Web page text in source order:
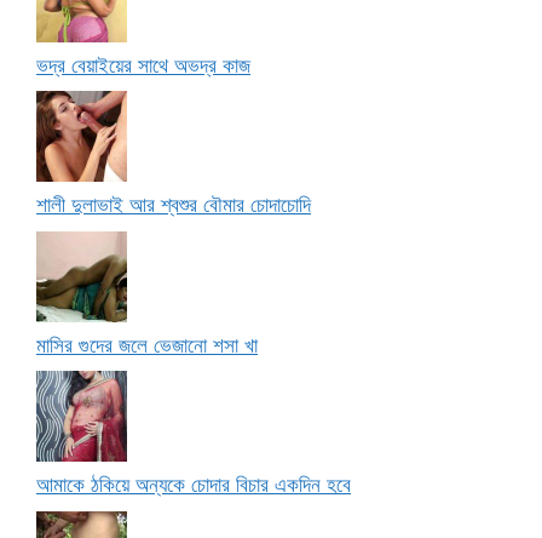
ভদ্র বেয়াইয়ের সাথে অভদ্র কাজ
শালী দুলাভাই আর শ্বশুর বৌমার চোদাচোদি
মাসির গুদের জলে ভেজানো শসা খা
আমাকে ঠকিয়ে অন্যকে চোদার বিচার একদিন হবে